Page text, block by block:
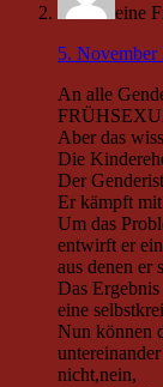
eine
5. November
An alle
Aber das
Die
Der
Er kämpft
Um das
entwirft er
aus denen er
Das
eine
Nun können
nicht,nein,